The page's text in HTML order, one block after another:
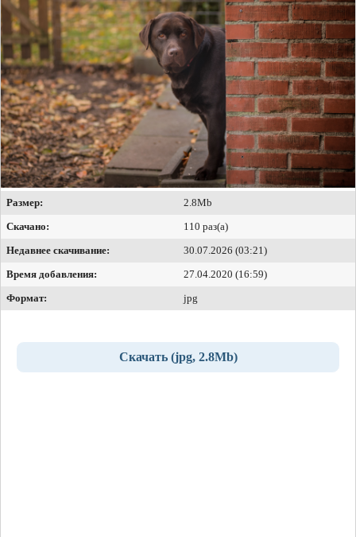
Размер:
2.8Mb
Скачано:
110 раз(а)
Недавнее скачивание:
30.07.2026 (03:21)
Время добавления:
27.04.2020 (16:59)
Формат:
jpg
Скачать (jpg, 2.8Mb)